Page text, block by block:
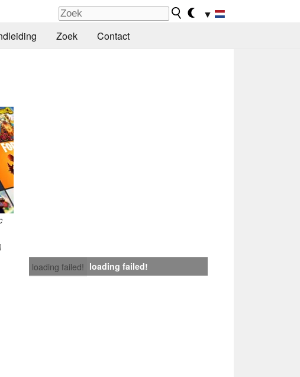
▼
Zoek Contact
loading failed! loading failed!